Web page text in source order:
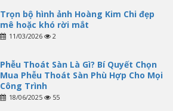
Trọn bộ hình ảnh Hoàng Kim Chi đẹp
mê hoặc khó rời mắt
11/03/2026 2
Phễu Thoát Sàn Là Gì? Bí Quyết Chọn
Mua Phễu Thoát Sàn Phù Hợp Cho Mọi
Công Trình
18/06/2025 55